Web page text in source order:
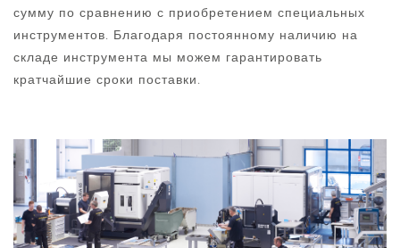
сумму по сравнению с приобретением специальных
инструментов. Благодаря постоянному наличию на
складе инструмента мы можем гарантировать
кратчайшие сроки поставки.